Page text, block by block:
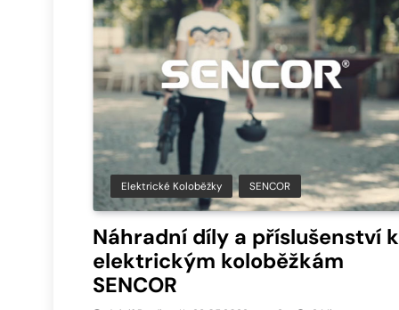
Elektrické Koloběžky SENCOR
Náhradní díly a příslušenství k
elektrickým koloběžkám
SENCOR